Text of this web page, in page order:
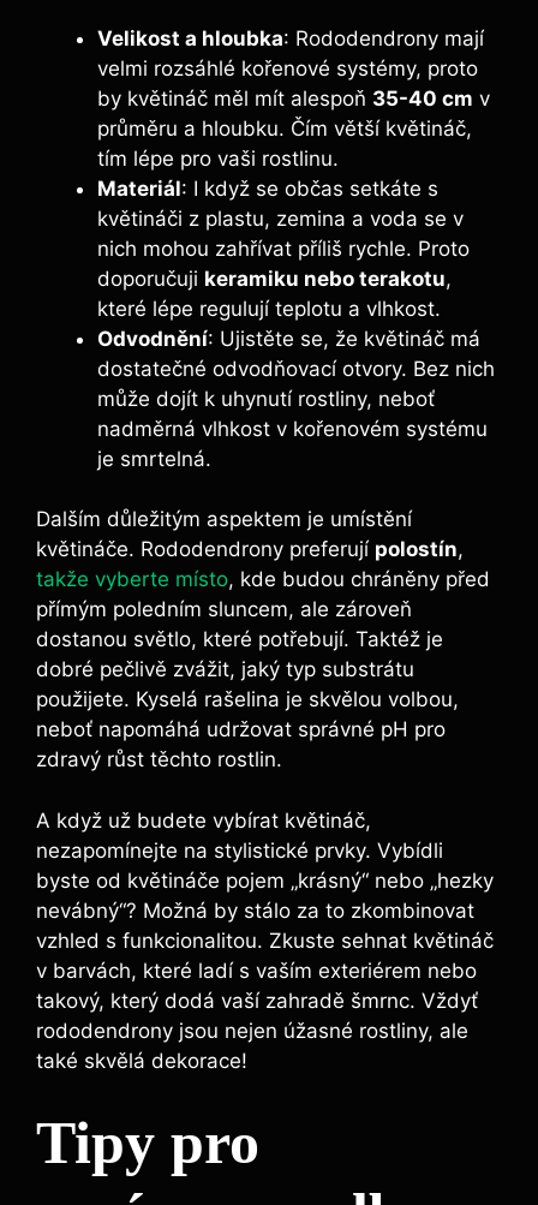
Velikost a hloubka: Rododendrony mají
velmi rozsáhlé kořenové systémy, proto
by květináč měl mít alespoň 35-40 cm v
průměru a hloubku. Čím větší květináč,
tím lépe pro vaši rostlinu.
Materiál: I když se občas setkáte s
květináči z plastu, zemina a voda se v
nich mohou zahřívat příliš rychle. Proto
doporučuji keramiku nebo terakotu,
které lépe regulují teplotu a vlhkost.
Odvodnění: Ujistěte se, že květináč má
dostatečné odvodňovací otvory. Bez nich
může dojít k uhynutí rostliny, neboť
nadměrná vlhkost v kořenovém systému
je smrtelná.
Dalším důležitým aspektem je umístění
květináče. Rododendrony preferují polostín,
takže vyberte místo, kde budou chráněny před
přímým poledním sluncem, ale zároveň
dostanou světlo, které potřebují. Taktéž je
dobré pečlivě zvážit, jaký typ substrátu
použijete. Kyselá rašelina je skvělou volbou,
neboť napomáhá udržovat správné pH pro
zdravý růst těchto rostlin.
A když už budete vybírat květináč,
nezapomínejte na stylistické prvky. Vybídli
byste od květináče pojem „krásný“ nebo „hezky
nevábný“? Možná by stálo za to zkombinovat
vzhled s funkcionalitou. Zkuste sehnat květináč
v barvách, které ladí s vaším exteriérem nebo
takový, který dodá vaší zahradě šmrnc. Vždyť
rododendrony jsou nejen úžasné rostliny, ale
také skvělá dekorace!
Tipy pro